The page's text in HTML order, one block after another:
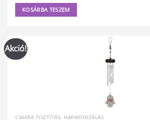
KOSÁRBA TESZEM
Akció!
CSAKRA TISZTÍTÁS, HARMONIZÁLÁS